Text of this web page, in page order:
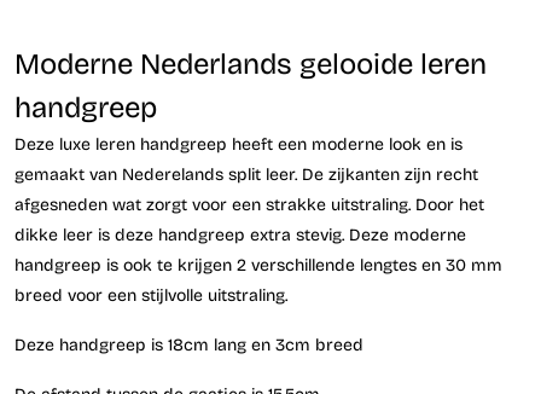
Moderne Nederlands gelooide leren
handgreep
Deze luxe leren handgreep heeft een moderne look en is
gemaakt van Nederelands split leer. De zijkanten zijn recht
afgesneden wat zorgt voor een strakke uitstraling. Door het
dikke leer is deze handgreep extra stevig. Deze moderne
handgreep is ook te krijgen 2 verschillende lengtes en 30 mm
breed voor een stijlvolle uitstraling.
Deze handgreep is 18cm lang en 3cm breed